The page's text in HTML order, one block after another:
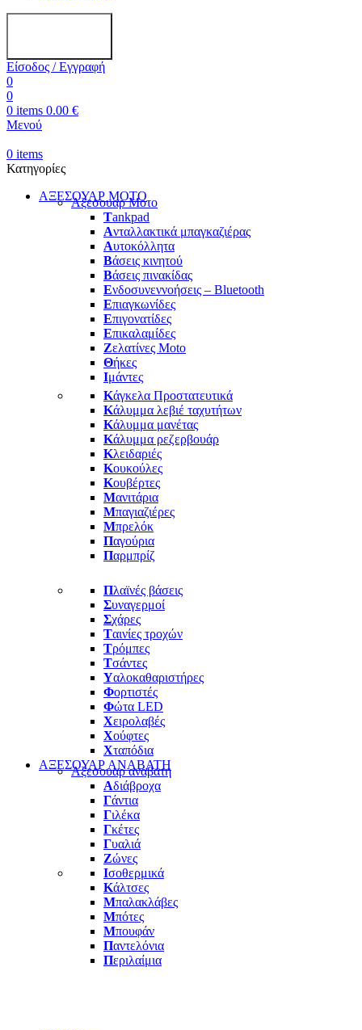
Είσοδος / Εγγραφή
0
0
0 items 0.00 €
Μενού
0 items
Κατηγορίες
ΑΞΕΣΟΥΑΡ ΜΟΤΟ
Αξεσουαρ Μοτο
Tankpad
Ανταλλακτικά μπαγκαζιέρας
Αυτοκόλλητα
Βάσεις κινητού
Βάσεις πινακίδας
Ενδοσυνεννοήσεις – Bluetooth
Επιαγκωνίδες
Επιγονατίδες
Επικαλαμίδες
Ζελατίνες Moto
Θήκες
Ιμάντες
Κάγκελα Προστατευτικά
Κάλυμμα λεβιέ ταχυτήτων
Κάλυμμα μανέτας
Κάλυμμα ρεζερβουάρ
Κλειδαριές
Κουκούλες
Κουβέρτες
Μανιτάρια
Μπαγιαζιέρες
Μπρελόκ
Παγούρια
Παρμπρίζ
Πλαϊνές βάσεις
Συναγερμοί
Σχάρες
Ταινίες τροχών
Τρόμπες
Τσάντες
Υαλοκαθαριστήρες
Φορτιστές
Φώτα LED
Χειρολαβές
Χούφτες
Χταπόδια
ΑΞΕΣΟΥΑΡ ΑΝΑΒΑΤΗ
Αξεσουαρ αναβατη
Αδιάβροχα
Γάντια
Γιλέκα
Γκέτες
Γυαλιά
Ζώνες
Ισοθερμικά
Κάλτσες
Μπαλακλάβες
Μπότες
Μπουφάν
Παντελόνια
Περιλαίμια